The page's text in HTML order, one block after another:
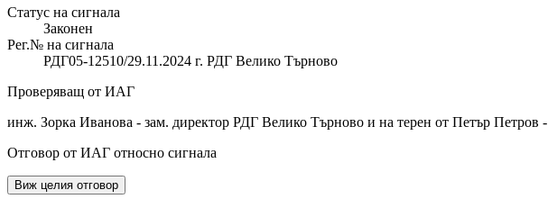
Статус на сигнала
Законен
Рег.№ на сигнала
РДГ05-12510/29.11.2024 г. РДГ Велико Търново
Проверяващ от ИАГ
инж. Зорка Иванова - зам. директор РДГ Велико Търново и на терен от Петър
Отговор от ИАГ относно сигнала
Виж целия отговор